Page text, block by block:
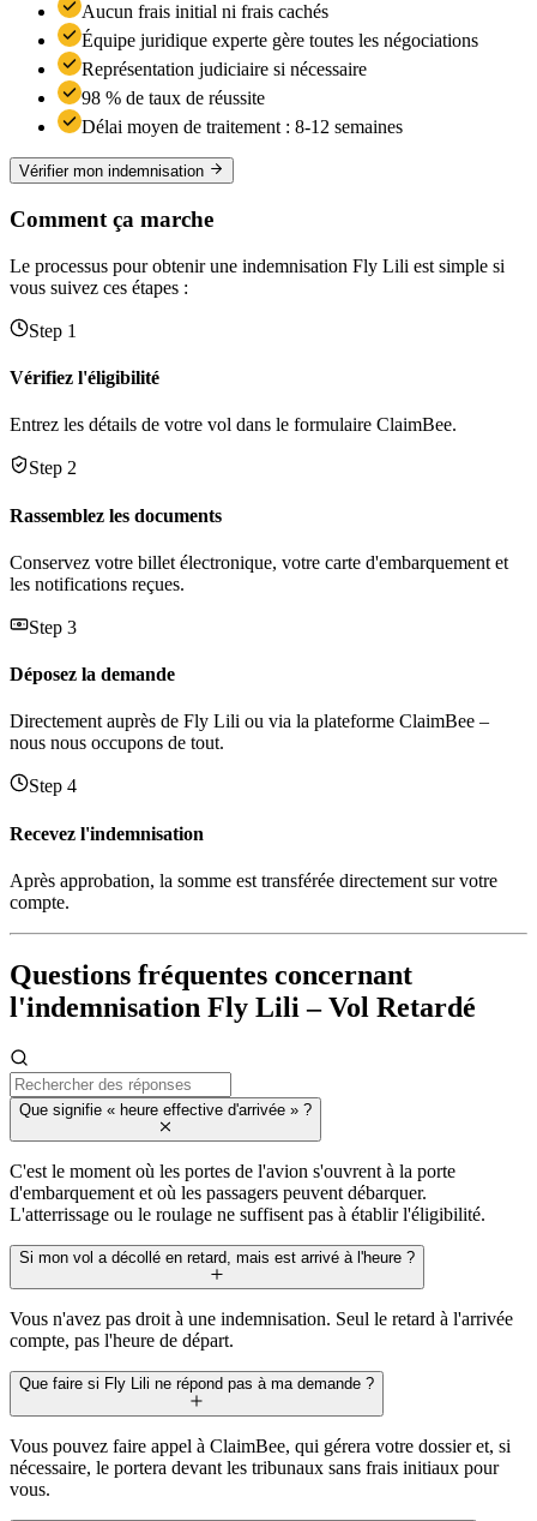
Aucun frais initial ni frais cachés
Équipe juridique experte gère toutes les négociations
Représentation judiciaire si nécessaire
98 % de taux de réussite
Délai moyen de traitement : 8-12 semaines
Vérifier mon indemnisation
Comment ça marche
Le processus pour obtenir une indemnisation Fly Lili est simple si
vous suivez ces étapes :
Step 1
Vérifiez l'éligibilité
Entrez les détails de votre vol dans le formulaire ClaimBee.
Step 2
Rassemblez les documents
Conservez votre billet électronique, votre carte d'embarquement et
les notifications reçues.
Step 3
Déposez la demande
Directement auprès de Fly Lili ou via la plateforme ClaimBee –
nous nous occupons de tout.
Step 4
Recevez l'indemnisation
Après approbation, la somme est transférée directement sur votre
compte.
Questions fréquentes concernant
l'indemnisation Fly Lili – Vol Retardé
Que signifie « heure effective d'arrivée » ?
C'est le moment où les portes de l'avion s'ouvrent à la porte
d'embarquement et où les passagers peuvent débarquer.
L'atterrissage ou le roulage ne suffisent pas à établir l'éligibilité.
Si mon vol a décollé en retard, mais est arrivé à l'heure ?
Vous n'avez pas droit à une indemnisation. Seul le retard à l'arrivée
compte, pas l'heure de départ.
Que faire si Fly Lili ne répond pas à ma demande ?
Vous pouvez faire appel à ClaimBee, qui gérera votre dossier et, si
nécessaire, le portera devant les tribunaux sans frais initiaux pour
vous.